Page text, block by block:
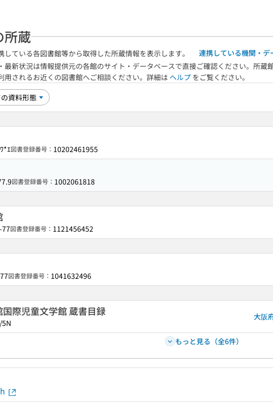
所蔵
ている各図書館等から取得した所蔵情報を表示します。
連携している機関・デ
最新状況は情報提供元の各館のサイト・データベースで直接ご確認ください。所蔵
用されるお近くの図書館へご相談ください。詳細は ヘルプ をご覧ください。
*ｴ図書登録番号： 10202461955
図書登録番号： 1002061818
図書登録番号： 1121456452
図書登録番号： 1041632496
際児童文学館 蔵書目録 大阪
もっと見る（全6件）